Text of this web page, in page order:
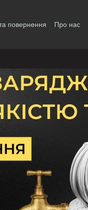
повернення Про нас